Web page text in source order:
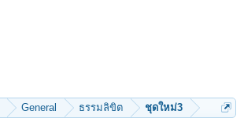
General ธรรมลิขิต ชุดใหม่3